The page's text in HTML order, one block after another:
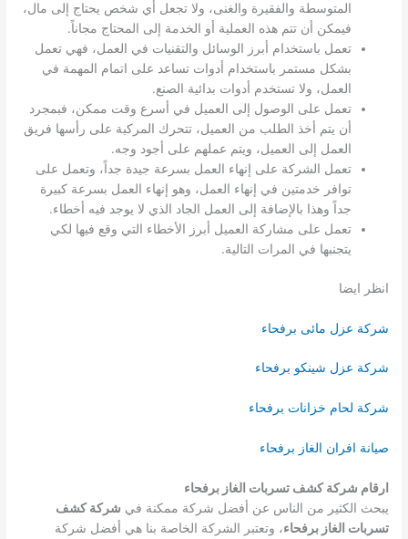
المتوسطة والفقيرة والغنى، ولا تجعل أي شخص يحتاج إلى مال،
فيمكن أن تتم هذه العملية أو الخدمة إلى المحتاج مجاناً.
تعمل باستخدام أبرز الوسائل والتقنيات في العمل، فهي تعمل
بشكل مستمر باستخدام أدوات تساعد على اتمام المهمة في
العمل، ولا تستخدم أدوات بدائية الصنع.
تعمل على الوصول إلى العميل في أسرع وقت ممكن، فبمجرد
أن يتم أخذ الطلب من العميل، تتحرك المركبة على رأسها فريق
العمل إلى العميل، ويتم عملهم على أجود وجه.
تعمل الشركة على إنهاء العمل بسرعة جيدة جداً، وتعمل على
توافر خدمتين في إنهاء العمل، وهو إنهاء العمل بسرعة كبيرة
جداً وهذا بالإضافة إلى العمل الجاد الذي لا يوجد فيه أخطاء.
تعمل على مشاركة العميل أبرز الأخطاء التي وقع فيها لكي
يتجنبها في المرات التالية.
انظر ايضا
شركة عزل مائى برفحاء
شركة عزل شينكو برفحاء
شركة لحام خزانات برفحاء
صيانة افران الغاز برفحاء
ارقام شركة كشف تسربات الغاز برفحاء
يبحث الكثير من الناس عن أفضل شركة ممكنة في شركة كشف
تسربات الغاز برفحاء، وتعتبر الشركة الخاصة بنا هي أفضل شركة